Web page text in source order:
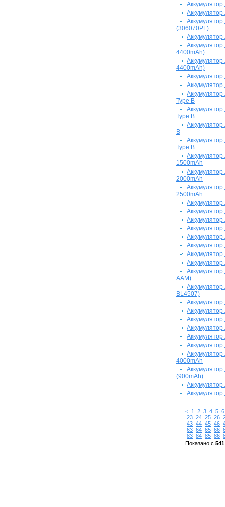
(306070PL)
4400mAh)
4400mAh)
Type B
Type B
B
Type B
1500mAh
2000mAh
2500mAh
AAM)
BL4507)
4000mAh
(900mAh)
< 1 2 3 4 5 6
23 24 25 26
43 44 45 46
63 64 65 66
83 84 85 86
Показано с 541